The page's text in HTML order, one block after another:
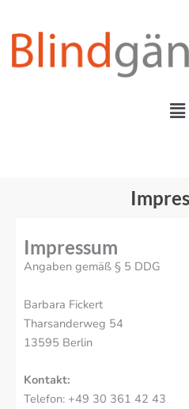
springen
Impressum
Angaben gemäß § 5 DDG
Barbara Fickert
Tharsanderweg 54
13595 Berlin
Kontakt:
Telefon: +49 30 361 42 43